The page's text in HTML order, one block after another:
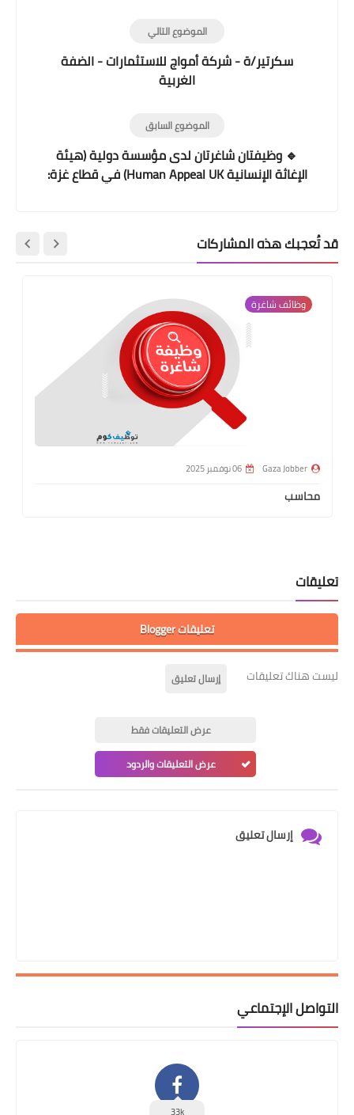
الموضوع التالي
سكرتير/ة - شركة أمواج للاستثمارات - الضفة
الغربية
الموضوع السابق
🔹 وظيفتان شاغرتان لدى مؤسسة دولية (هيئة
الإغاثة الإنسانية Human Appeal UK) في قطاع غزة:
قد تُعجبك هذه المشاركات
وظائف شاغرة
Gaza Jobber 06 نوفمبر 2025
محاسب
تعليقات
تعليقات Blogger
ليست هناك تعليقات إرسال تعليق
عرض التعليقات فقط
عرض التعليقات والردود
إرسال تعليق
التواصل الإجتماعي
33k